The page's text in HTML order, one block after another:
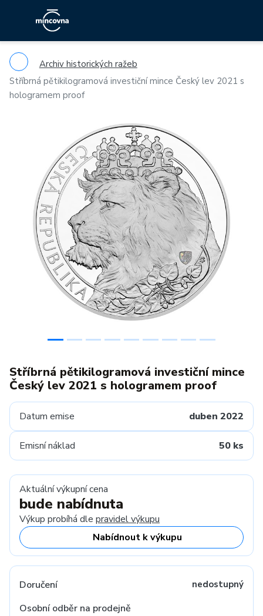
Archiv historických ražeb
Stříbrná pětikilogramová investiční mince Český lev 2021 s
hologramem proof
Previous
Stříbrná pětikilogramová investiční mince
Český lev 2021 s hologramem proof
Datum emise duben 2022
Emisní náklad 50 ks
Aktuální výkupní cena
bude nabídnuta
Výkup probíhá dle pravidel výkupu
Nabídnout k výkupu
Doručení nedostupný
Osobní odběr na prodejně